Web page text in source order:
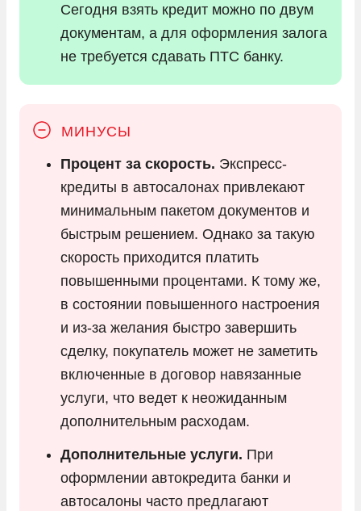
Сегодня взять кредит можно по двум
документам, а для оформления залога
не требуется сдавать ПТС банку.
Процент за скорость. Экспресс-
кредиты в автосалонах привлекают
минимальным пакетом документов и
быстрым решением. Однако за такую
скорость приходится платить
повышенными процентами. К тому же,
в состоянии повышенного настроения
и из-за желания быстро завершить
сделку, покупатель может не заметить
включенные в договор навязанные
услуги, что ведет к неожиданным
дополнительным расходам.
Дополнительные услуги. При
оформлении автокредита банки и
автосалоны часто предлагают